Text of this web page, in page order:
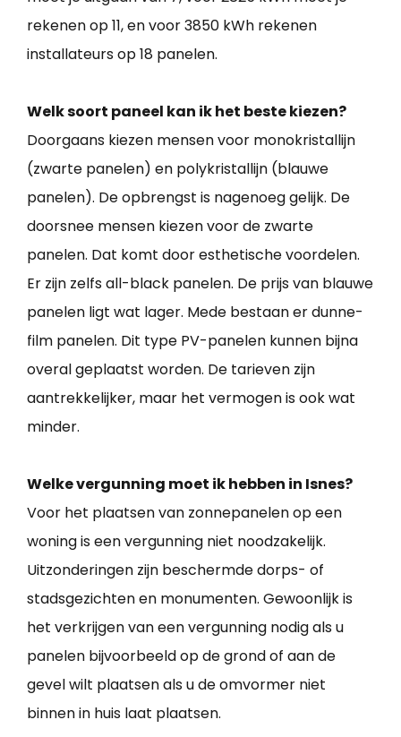
rekenen op 11, en voor 3850 kWh rekenen
installateurs op 18 panelen.
Welk soort paneel kan ik het beste kiezen?
Doorgaans kiezen mensen voor monokristallijn
(zwarte panelen) en polykristallijn (blauwe
panelen). De opbrengst is nagenoeg gelijk. De
doorsnee mensen kiezen voor de zwarte
panelen. Dat komt door esthetische voordelen.
Er zijn zelfs all-black panelen. De prijs van blauwe
panelen ligt wat lager. Mede bestaan er dunne-
film panelen. Dit type PV-panelen kunnen bijna
overal geplaatst worden. De tarieven zijn
aantrekkelijker, maar het vermogen is ook wat
minder.
Welke vergunning moet ik hebben in Isnes?
Voor het plaatsen van zonnepanelen op een
woning is een vergunning niet noodzakelijk.
Uitzonderingen zijn beschermde dorps- of
stadsgezichten en monumenten. Gewoonlijk is
het verkrijgen van een vergunning nodig als u
panelen bijvoorbeeld op de grond of aan de
gevel wilt plaatsen als u de omvormer niet
binnen in huis laat plaatsen.